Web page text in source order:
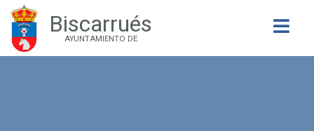
Biscarrués
AYUNTAMIENTO DE